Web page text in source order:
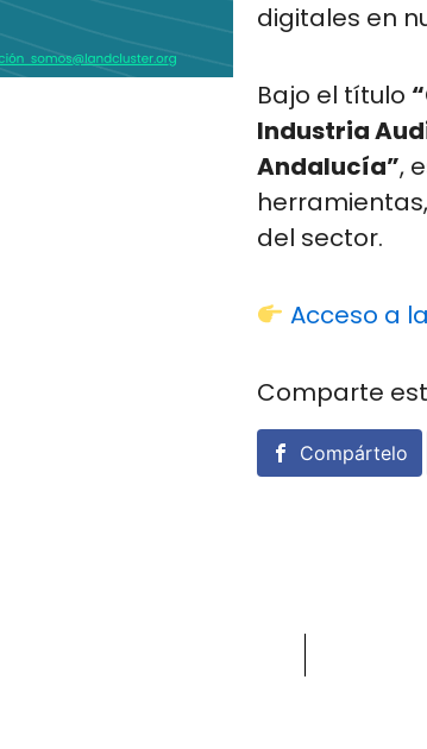
digitales en
Bajo el título
Industria
Andalucía”,
del sector.
Acceso a
Comparte
Compártelo